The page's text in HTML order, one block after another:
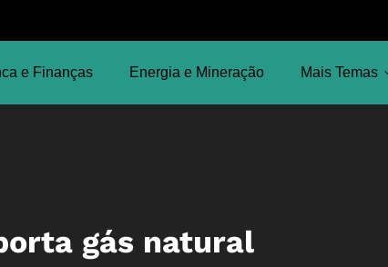
e Finanças Energia e Mineração Mais Temas
gás natural